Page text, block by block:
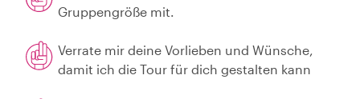
Gruppengröße mit.
Verrate mir deine Vorlieben und Wünsche,
damit ich die Tour für dich gestalten kann